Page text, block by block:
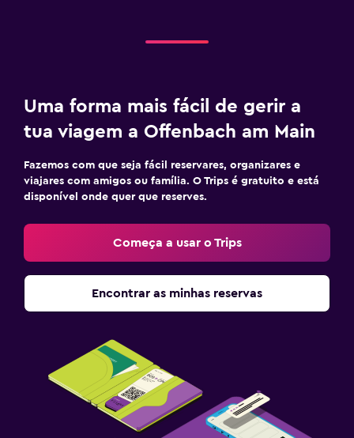
Uma forma mais fácil de gerir a
tua viagem a Offenbach am Main
Fazemos com que seja fácil reservares, organizares e
viajares com amigos ou família. O Trips é gratuito e está
disponível onde quer que reserves.
Começa a usar o Trips
Encontrar as minhas reservas